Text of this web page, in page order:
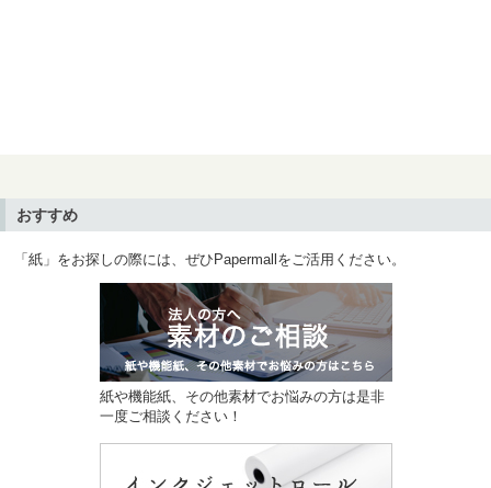
おすすめ
「紙」をお探しの際には、ぜひPapermallをご活用ください。
紙や機能紙、その他素材でお悩みの方は是非
一度ご相談ください！